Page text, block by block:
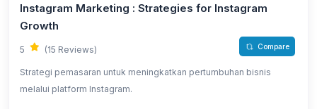
Instagram Marketing : Strategies for Instagram
Growth
5 (15 Reviews) Compare
Strategi pemasaran untuk meningkatkan pertumbuhan bisnis
melalui platform Instagram.